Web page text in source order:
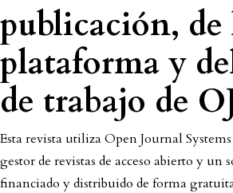
publicación, de
plataforma y
de trabajo de
Esta revista utiliza Open Journal
gestor de revistas de acceso abierto y un
financiado y distribuido de forma